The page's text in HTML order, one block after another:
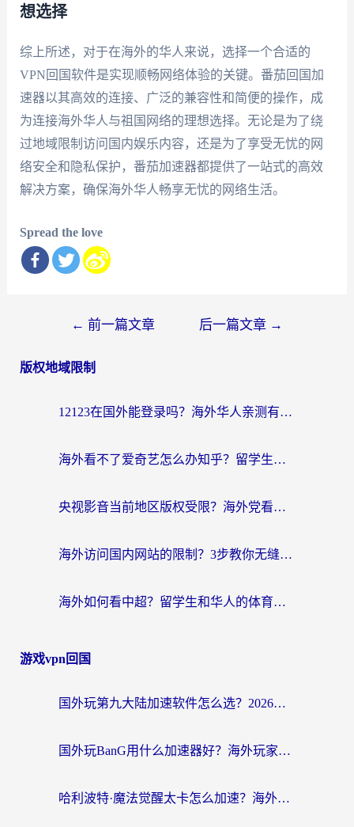
想选择
综上所述，对于在海外的华人来说，选择一个合适的
VPN回国软件是实现顺畅网络体验的关键。番茄回国加
速器以其高效的连接、广泛的兼容性和简便的操作，成
为连接海外华人与祖国网络的理想选择。无论是为了绕
过地域限制访问国内娱乐内容，还是为了享受无忧的网
络安全和隐私保护，番茄加速器都提供了一站式的高效
解决方案，确保海外华人畅享无忧的网络生活。
Spread the love
导
← 前一篇文章 后一篇文章 →
版权地域限制
12123在国外能登录吗？海外华人亲测有效的回国加速器选择指南
海外看不了爱奇艺怎么办知乎？留学生亲测有效的回国加速方案
央视影音当前地区版权受限？海外党看国内剧、追电视台的终极解决方案
海外访问国内网站的限制？3步教你无缝解锁国内资源（附实测最优工具）
海外如何看中超？留学生和华人的体育赛事观看终极指南（附欧洲杯奥运会观看技巧）
游戏vpn回国
国外玩第九大陆加速软件怎么选？2026终极指南帮你告别延迟卡顿
国外玩BanG用什么加速器好？海外玩家亲测的国服游戏加速终极方案
哈利波特·魔法觉醒太卡怎么加速？海外党亲测有效的国服游戏加速指南